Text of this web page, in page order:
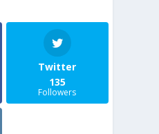
Twitter
135
Followers